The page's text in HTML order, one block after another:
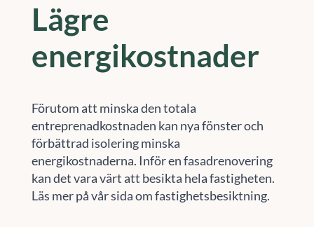
Lägre
energikostnader
Förutom att minska den totala
entreprenadkostnaden kan nya fönster och
förbättrad isolering minska
energikostnaderna. Inför en fasadrenovering
kan det vara värt att besikta hela fastigheten.
Läs mer på vår sida om fastighetsbesiktning.